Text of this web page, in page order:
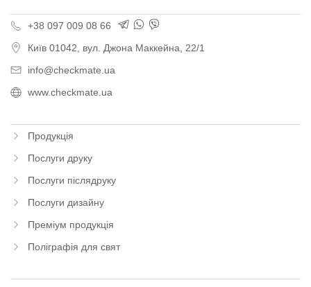
+38 097 009 08 66
Київ 01042, вул. Джона Маккейна, 22/1
info@checkmate.ua
www.checkmate.ua
Продукція
Послуги друку
Послуги післядруку
Послуги дизайну
Преміум продукція
Поліграфія для свят